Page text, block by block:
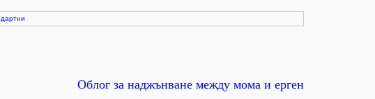
Облог за наджънване между мома и ерген